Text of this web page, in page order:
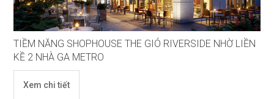
TIỀM NĂNG SHOPHOUSE THE GIÓ RIVERSIDE NHỜ LIỀN
KỀ 2 NHÀ GA METRO
Xem chi tiết